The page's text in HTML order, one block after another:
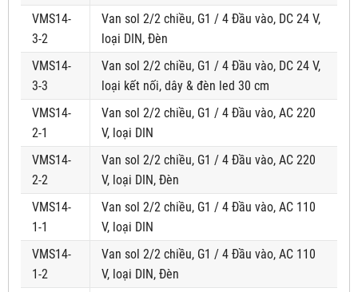
VMS14-
3-2
Van sol 2/2 chiều, G1 / 4 Đầu vào, DC 24 V,
loại DIN, Đèn
VMS14-
3-3
Van sol 2/2 chiều, G1 / 4 Đầu vào, DC 24 V,
loại kết nối, dây & đèn led 30 cm
VMS14-
2-1
Van sol 2/2 chiều, G1 / 4 Đầu vào, AC 220
V, loại DIN
VMS14-
2-2
Van sol 2/2 chiều, G1 / 4 Đầu vào, AC 220
V, loại DIN, Đèn
VMS14-
1-1
Van sol 2/2 chiều, G1 / 4 Đầu vào, AC 110
V, loại DIN
VMS14-
1-2
Van sol 2/2 chiều, G1 / 4 Đầu vào, AC 110
V, loại DIN, Đèn